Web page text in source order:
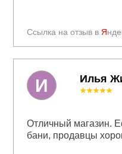
Ссылка на отзыв в Я
Илья
★★★★★
Отличный магазин.
бани, продавцы
И